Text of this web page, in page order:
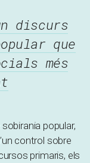
discurs
que
més
popular,
control sobre
primaris, els